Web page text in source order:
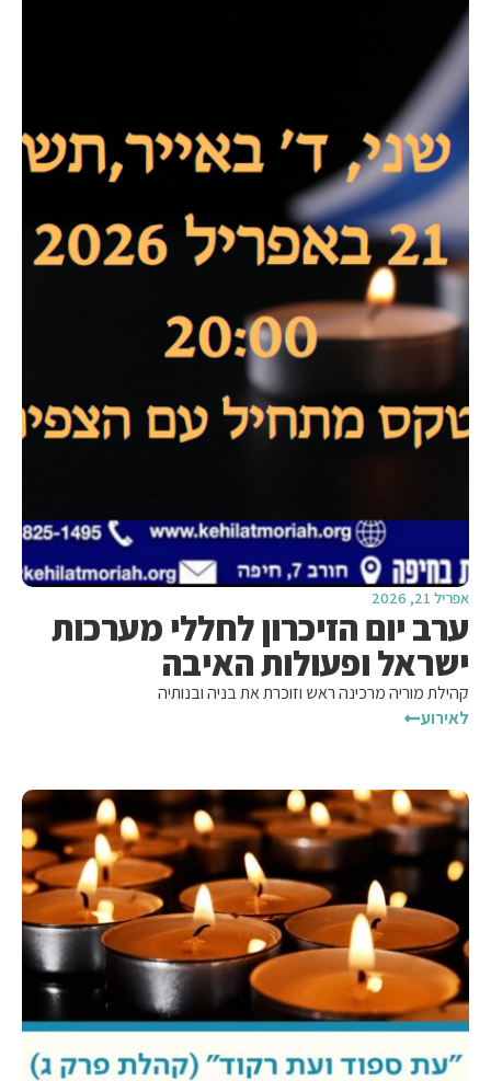
אפריל 21, 2026
ערב יום הזיכרון לחללי מערכות
ישראל ופעולות האיבה
קהילת מוריה מרכינה ראש וזוכרת את בניה ובנותיה
לאירוע